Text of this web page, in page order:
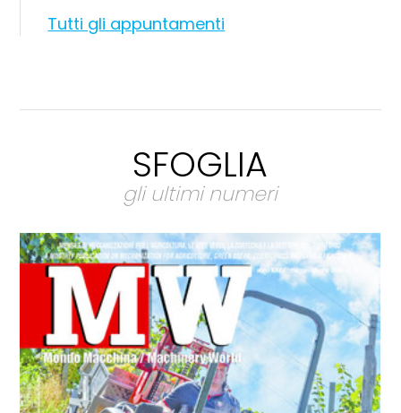
Tutti gli appuntamenti
SFOGLIA
gli ultimi numeri